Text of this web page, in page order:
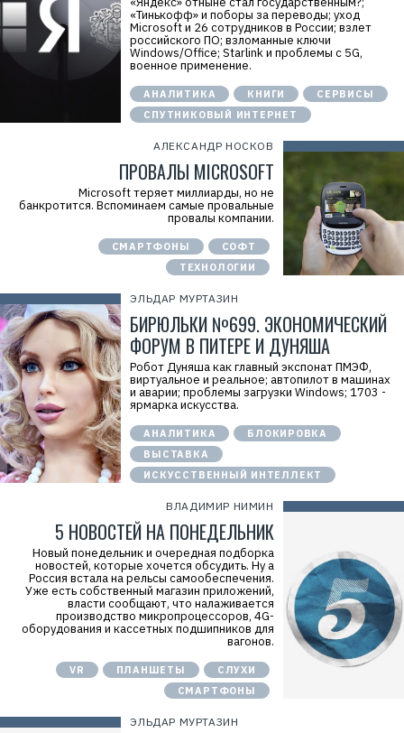
«Тинькофф» и поборы за переводы; уход
Microsoft и 26 сотрудников в России; взлет
российского ПО; взломанные ключи
Windows/Office; Starlink и проблемы с 5G,
военное применение.
АНАЛИТИКА КНИГИ
СЕРВИСЫ
СПУТНИКОВЫЙ ИНТЕРНЕТ
АЛЕКСАНДР НОСКОВ
ПРОВАЛЫ MICROSOFT
Microsoft теряет миллиарды, но не
банкротится. Вспоминаем самые провальные
провалы компании.
СМАРТФОНЫ
СОФТ
ТЕХНОЛОГИИ
ЭЛЬДАР МУРТАЗИН
БИРЮЛЬКИ №699. ЭКОНОМИЧЕСКИЙ
ФОРУМ В ПИТЕРЕ И ДУНЯША
Робот Дуняша как главный экспонат ПМЭФ,
виртуальное и реальное; автопилот в машинах
и аварии; проблемы загрузки Windows; 1703 -
ярмарка искусства.
АНАЛИТИКА
БЛОКИРОВКА
ВЫСТАВКА
ИСКУССТВЕННЫЙ ИНТЕЛЛЕКТ
ВЛАДИМИР НИМИН
5 НОВОСТЕЙ НА ПОНЕДЕЛЬНИК
Новый понедельник и очередная подборка
новостей, которые хочется обсудить. Ну а
Россия встала на рельсы самообеспечения.
Уже есть собственный магазин приложений,
власти сообщают, что налаживается
производство микропроцессоров, 4G-
оборудования и кассетных подшипников для
вагонов.
VR ПЛАНШЕТЫ
СЛУХИ
СМАРТФОНЫ
ЭЛЬДАР МУРТАЗИН